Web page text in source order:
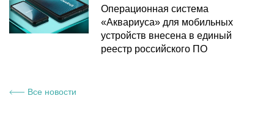
Операционная система
«Аквариуса» для мобильных
устройств внесена в единый
реестр российского ПО
Все новости